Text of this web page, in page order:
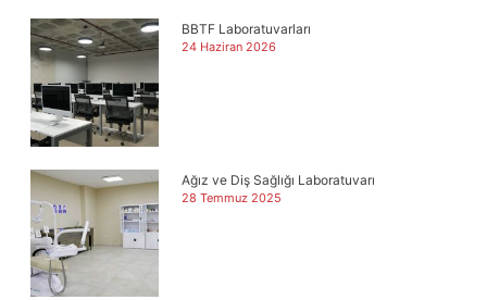
BBTF Laboratuvarları
24 Haziran 2026
Ağız ve Diş Sağlığı Laboratuvarı
28 Temmuz 2025